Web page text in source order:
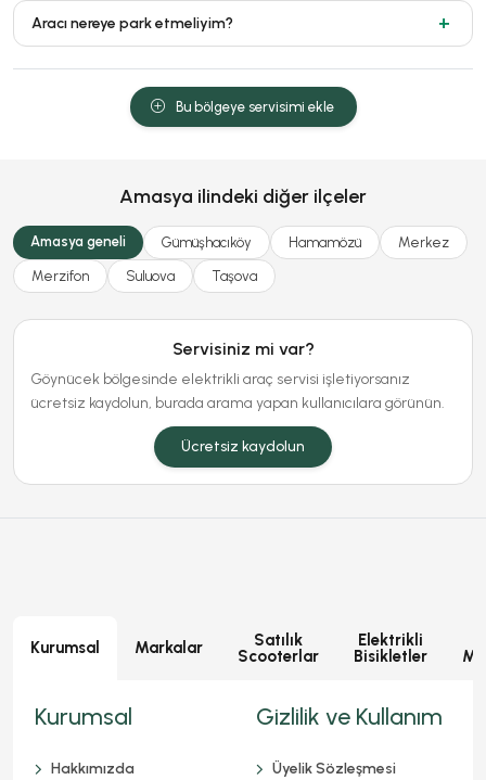
Aracı nereye park etmeliyim?
Bu bölgeye servisimi ekle
Amasya ilindeki diğer ilçeler
Amasya geneli Gümüşhacıköy Hamamözü Merkez
Merzifon Suluova Taşova
Servisiniz mi var?
Göynücek bölgesinde elektrikli araç servisi işletiyorsanız
ücretsiz kaydolun, burada arama yapan kullanıcılara görünün.
Ücretsiz kaydolun
Kurumsal Markalar
Satılık
Scooterlar
Elektrikli
Bisikletler
Kurumsal
Hakkımızda
Gizlilik ve Kullanım
Üyelik Sözleşmesi